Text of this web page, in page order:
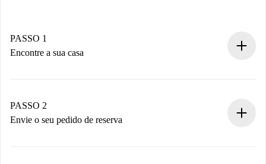
PASSO 1
Encontre a sua casa
Você tem todas as informações necessárias
antecipadamente.
PASSO 2
Envie o seu pedido de reserva